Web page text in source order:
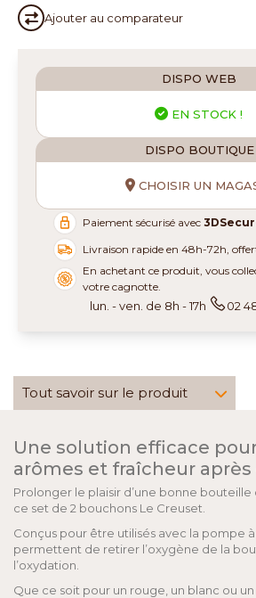
Ajouter au comparateur
DISPO WEB
EN STOCK !
DISPO BOUTIQUE
CHOISIR UN
Paiement sécurisé avec
Livraison rapide en 48h-72h,
En achetant ce produit, vous
votre cagnotte.
lun. - ven. de 8h - 17h 02
Tout savoir sur le produit
Une solution efficace
arômes et fraîcheur
Prolonger le plaisir d’une bonne
ce set de 2 bouchons Le Creuset.
Conçus pour être utilisés avec la pompe
permettent de retirer l’oxygène de la
l’oxydation.
Que ce soit pour un rouge, un blanc ou